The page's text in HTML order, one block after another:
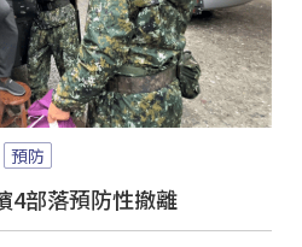
預防
4部落預防性撤離